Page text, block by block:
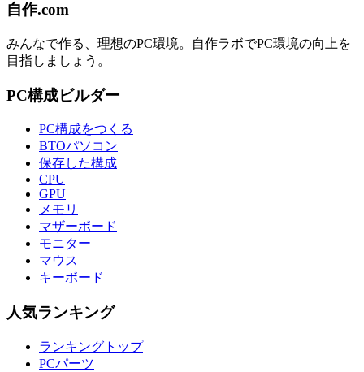
自作.com
みんなで作る、理想のPC環境。 自作ラボでPC環境の向上を
目指しましょう。
PC構成ビルダー
PC構成をつくる
BTOパソコン
保存した構成
CPU
GPU
メモリ
マザーボード
モニター
マウス
キーボード
人気ランキング
ランキングトップ
PCパーツ